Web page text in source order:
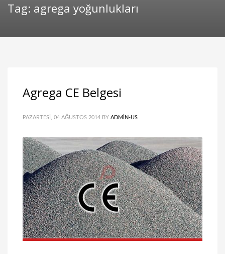
Tag: agrega yoğunlukları
Agrega CE Belgesi
PAZARTESI, 04 AĞUSTOS 2014 BY ADMIN-US